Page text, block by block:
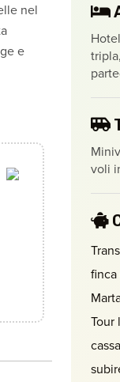
nel
e
voli
finca
Tour